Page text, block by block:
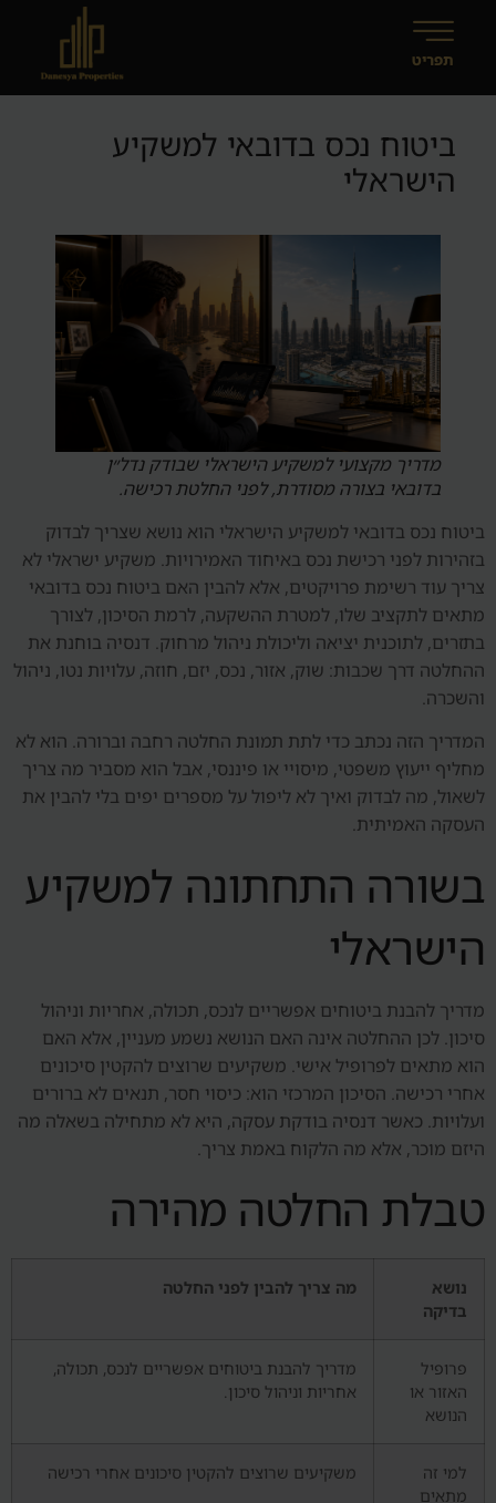
ביטוח נכס בדובאי למשקיע
הישראלי
מדריך מקצועי למשקיע הישראלי שבודק נדל״ן
בדובאי בצורה מסודרת, לפני החלטת רכישה.
ביטוח נכס בדובאי למשקיע הישראלי הוא נושא שצריך לבדוק
בזהירות לפני רכישת נכס באיחוד האמירויות. משקיע ישראלי לא
צריך עוד רשימת פרויקטים, אלא להבין האם ביטוח נכס בדובאי
מתאים לתקציב שלו, למטרת ההשקעה, לרמת הסיכון, לצורך
בתזרים, לתוכנית יציאה וליכולת ניהול מרחוק. דנסיה בוחנת את
ההחלטה דרך שכבות: שוק, אזור, נכס, יזם, חוזה, עלויות נטו, ניהול
והשכרה.
המדריך הזה נכתב כדי לתת תמונת החלטה רחבה וברורה. הוא לא
מחליף ייעוץ משפטי, מיסויי או פיננסי, אבל הוא מסביר מה צריך
לשאול, מה לבדוק ואיך לא ליפול על מספרים יפים בלי להבין את
העסקה האמיתית.
בשורה התחתונה למשקיע
הישראלי
מדריך להבנת ביטוחים אפשריים לנכס, תכולה, אחריות וניהול
סיכון. לכן ההחלטה אינה האם הנושא נשמע מעניין, אלא האם
הוא מתאים לפרופיל אישי. משקיעים שרוצים להקטין סיכונים
אחרי רכישה. הסיכון המרכזי הוא: כיסוי חסר, תנאים לא ברורים
ועלויות. כאשר דנסיה בודקת עסקה, היא לא מתחילה בשאלה מה
היזם מוכר, אלא מה הלקוח באמת צריך.
טבלת החלטה מהירה
נושא
בדיקה
מה צריך להבין לפני החלטה
פרופיל
האזור או
הנושא
מדריך להבנת ביטוחים אפשריים לנכס, תכולה,
אחריות וניהול סיכון.
למי זה
מתאים
משקיעים שרוצים להקטין סיכונים אחרי רכישה